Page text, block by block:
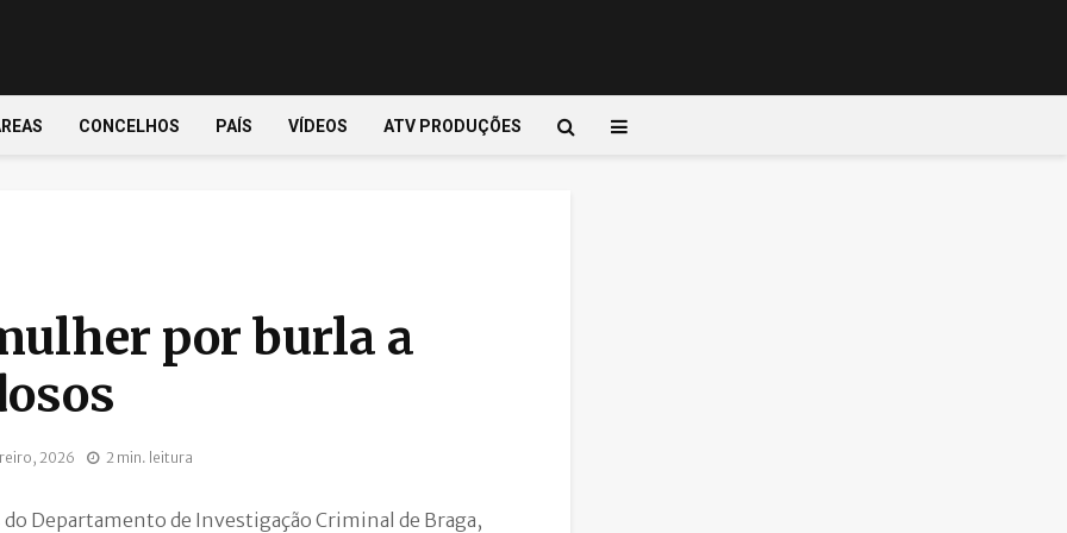
CONCELHOS PAÍS VÍDEOS ATV PRODUÇÕES
por burla a
2026 2 min. leitura
do Departamento de Investigação Criminal de Braga,